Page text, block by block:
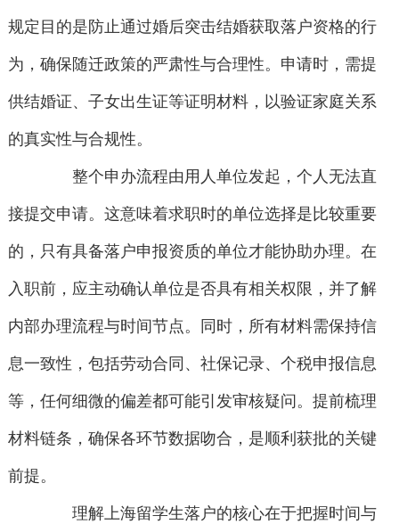
规定目的是防止通过婚后突击结婚获取落户资格的行
为，确保随迁政策的严肃性与合理性。申请时，需提
供结婚证、子女出生证等证明材料，以验证家庭关系
的真实性与合规性。
整个申办流程由用人单位发起，个人无法直
接提交申请。这意味着求职时的单位选择是比较重要
的，只有具备落户申报资质的单位才能协助办理。在
入职前，应主动确认单位是否具有相关权限，并了解
内部办理流程与时间节点。同时，所有材料需保持信
息一致性，包括劳动合同、社保记录、个税申报信息
等，任何细微的偏差都可能引发审核疑问。提前梳理
材料链条，确保各环节数据吻合，是顺利获批的关键
前提。
理解上海留学生落户的核心在于把握时间与